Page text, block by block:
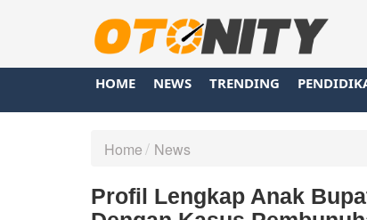
HOME NEWS TRENDING
Home News
Profil Lengkap Anak